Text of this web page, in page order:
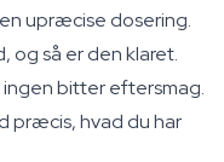
upræcise dosering.
og så er den klaret.
bitter eftersmag.
præcis, hvad du har